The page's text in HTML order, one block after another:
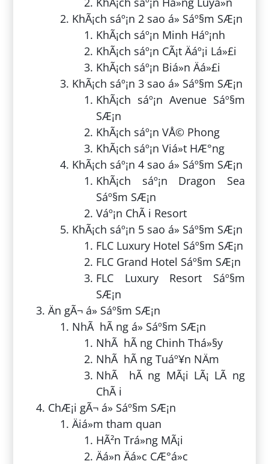
KhÃ¡ch sáº¡n 2 sao á» Sáº§m SÆ¡n
KhÃ¡ch sáº¡n Minh Háº¡nh
KhÃ¡ch sáº¡n CÃ¡t Äáº¡i Lá»£i
KhÃ¡ch sáº¡n Biá»n Äá»£i
KhÃ¡ch sáº¡n 3 sao á» Sáº§m SÆ¡n
KhÃ¡ch sáº¡n Avenue Sáº§m
SÆ¡n
KhÃ¡ch sáº¡n VÅ© Phong
KhÃ¡ch sáº¡n Viá»t HÆ°ng
KhÃ¡ch sáº¡n 4 sao á» Sáº§m SÆ¡n
KhÃ¡ch sáº¡n Dragon Sea
Sáº§m SÆ¡n
Váº¡n ChÃ i Resort
KhÃ¡ch sáº¡n 5 sao á» Sáº§m SÆ¡n
FLC Luxury Hotel Sáº§m SÆ¡n
FLC Grand Hotel Sáº§m SÆ¡n
FLC Luxury Resort Sáº§m
SÆ¡n
Än gÃ¬ á» Sáº§m SÆ¡n
NhÃ hÃ ng á» Sáº§m SÆ¡n
NhÃ hÃ ng Chinh Thá»§y
NhÃ hÃ ng Tuáº¥n NÄm
NhÃ hÃ ng MÃ¡i LÃ¡ LÃ ng
ChÃ i
ChÆ¡i gÃ¬ á» Sáº§m SÆ¡n
Äiá»m tham quan
HÃ²n Trá»ng MÃ¡i
Äá»n Äá»c CÆ°á»c